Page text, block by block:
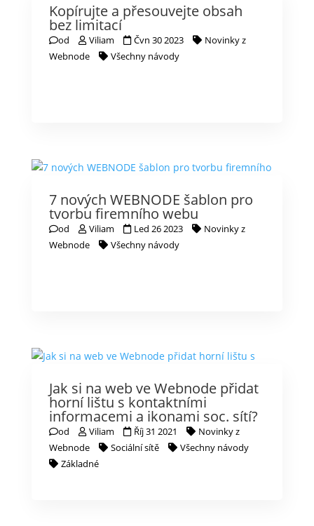
Kopírujte a přesouvejte obsah
bez limitací
od Viliam Čvn 30 2023
Novinky z
Webnode
Všechny návody
7 nových WEBNODE šablon pro
tvorbu firemního webu
od Viliam Led 26 2023
Novinky z
Webnode
Všechny návody
Jak si na web ve Webnode přidat
horní lištu s kontaktními
informacemi a ikonami soc. sítí?
od Viliam Říj 31 2021
Novinky z
Webnode
Sociální sítě
Všechny návody
Základné